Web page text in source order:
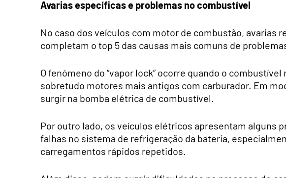
Avarias específicas e problemas no combustível
No caso dos veículos com motor de combustão, avarias
completam o top 5 das causas mais comuns de
O fenómeno do “vapor lock” ocorre quando o
sobretudo motores mais antigos com carburador. Em
surgir na bomba elétrica de combustível.
Por outro lado, os veículos elétricos apresentam alguns
falhas no sistema de refrigeração da bateria,
carregamentos rápidos repetidos.